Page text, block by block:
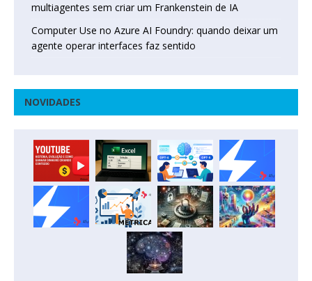
multiagentes sem criar um Frankenstein de IA
Computer Use no Azure AI Foundry: quando deixar um
agente operar interfaces faz sentido
NOVIDADES